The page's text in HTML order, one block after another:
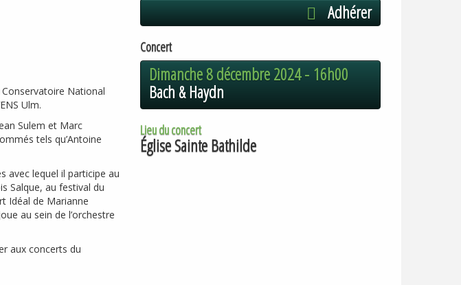
National
ENS Ulm.
Sulem et Marc
tels qu’Antoine
avec lequel il participe au
Salque, au festival du
Idéal de Marianne
au sein de l’orchestre
aux concerts du
Adhérer
Concert
Dimanche 8 décembre 2024 - 16h00
Bach & Haydn
Lieu du concert
Église Sainte Bathilde